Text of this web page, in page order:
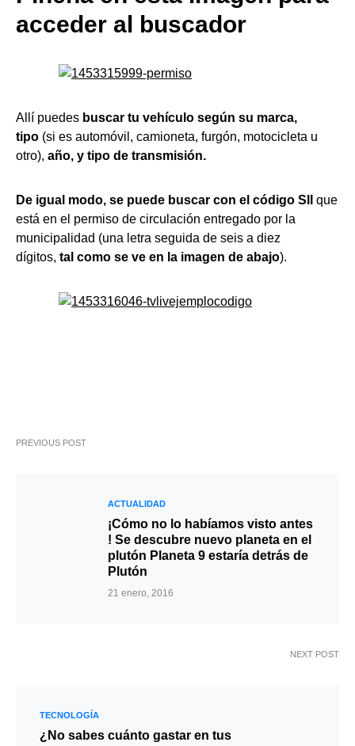
acceder al buscador
Allí puedes buscar tu vehículo según su marca,
tipo (si es automóvil, camioneta, furgón, motocicleta u
otro), año, y tipo de transmisión.
De igual modo, se puede buscar con el código SII
que
está en el permiso de circulación entregado por la
municipalidad (una letra seguida de seis a diez
dígitos, tal como se ve en la imagen de abajo).
PREVIOUS POST
ACTUALIDAD
¡Cómo no lo habíamos visto antes
! Se descubre nuevo planeta en el
plutón Planeta 9 estaría detrás de
Plutón
21 enero, 2016
NEXT POST
TECNOLOGÍA
¿No sabes cuánto gastar en tus